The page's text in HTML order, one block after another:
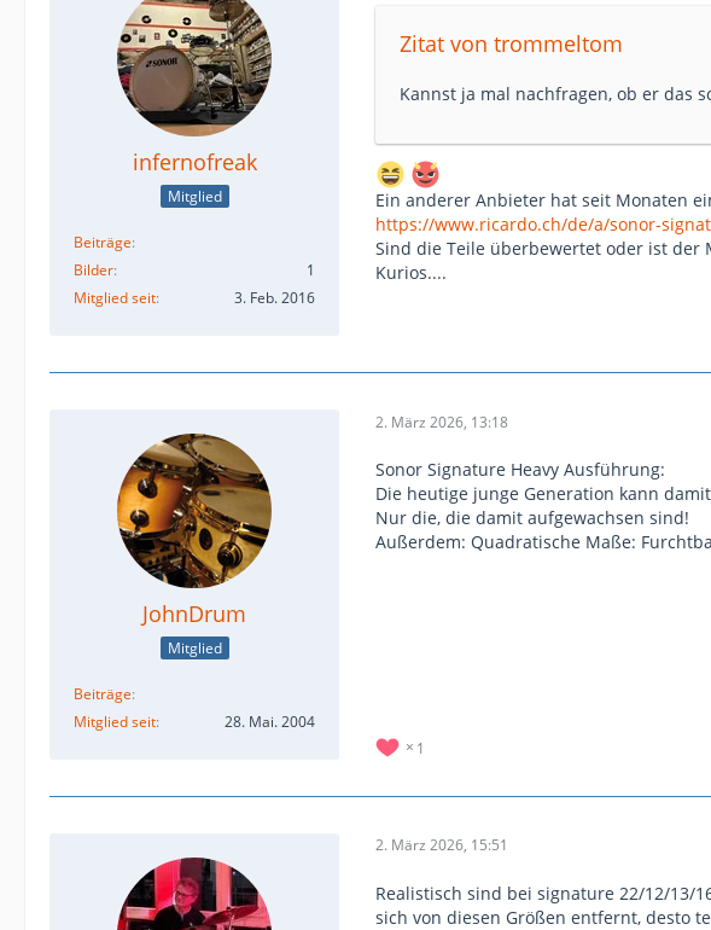
infernofreak
Mitglied
Beiträge
Bilder
1
Mitglied seit
3. Feb. 2016
Zitat von trommeltom
Kannst ja mal nachfragen, ob er das
Ein anderer Anbieter hat seit Monaten
https://www.ricardo.ch/de/a/sonor-
Sind die Teile überbewertet oder ist der
Kurios....
JohnDrum
Mitglied
Beiträge
Mitglied seit
28. Mai. 2004
2. März 2026, 13:18
Sonor Signature Heavy Ausführung:
Die heutige junge Generation kann
Nur die, die damit aufgewachsen sind!
Außerdem: Quadratische Maße:
1
2. März 2026, 15:51
Realistisch sind bei signature 22/12/13/
sich von diesen Größen entfernt, desto